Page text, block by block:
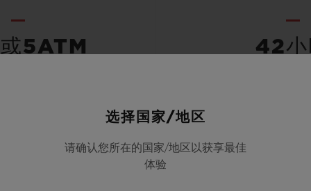
5ATM 42小
查看所有规格
选择国家/地区
请确认您所在的国家/地区以获享最佳
体验